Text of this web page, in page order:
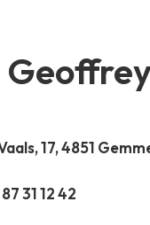
17, 4851
31 12 42